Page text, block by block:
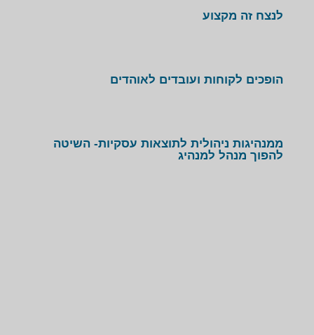
לנצח זה מקצוע
הופכים לקוחות ועובדים לאוהדים
ממנהיגות ניהולית לתוצאות עסקיות- השיטה
להפוך מנהל למנהיג